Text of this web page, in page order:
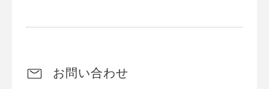
お問い合わせ